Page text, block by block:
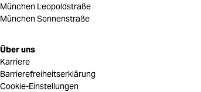
München Leopoldstraße
München Sonnenstraße
Über uns
Karriere
Barrierefreiheitserklärung
Cookie-Einstellungen